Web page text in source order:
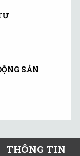
SẢN
THÔNG TIN